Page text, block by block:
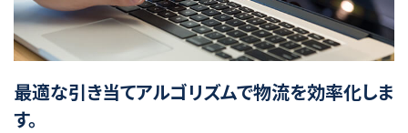
最適な引き当てアルゴリズムで物流を効率化しま
す。